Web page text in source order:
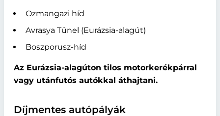
Ozmangazi híd
Avrasya Tünel (Eurázsia-alagút)
Boszporusz-híd
Az Eurázsia-alagúton tilos motorkerékpárral
vagy utánfutós autókkal áthajtani.
Díjmentes autópályák